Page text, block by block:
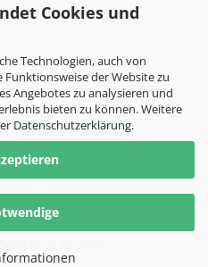
Cookies und
Technologien, auch von
der Website zu
Angebotes zu analysieren und
bieten zu können. Weitere
Datenschutzerklärung.